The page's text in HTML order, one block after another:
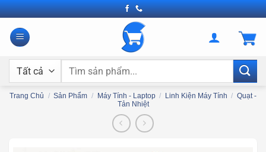
Bỏ
qua
nội
Tìm
Trang Chủ / Sản Phẩm / Máy Tính - Laptop / Linh Kiện Máy Tính / Quạt -
Tản Nhiệt